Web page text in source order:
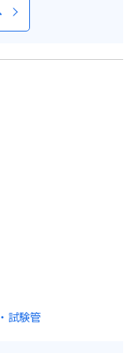
試験管